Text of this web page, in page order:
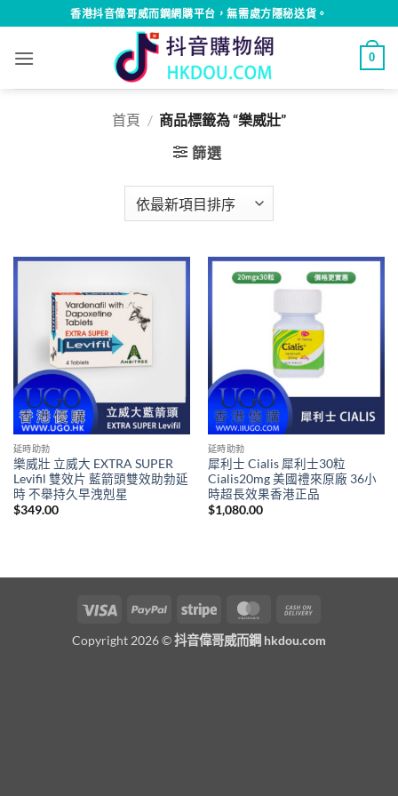
to
content
香港抖音偉哥威而鋼網購平台，無需處方隱秘送貨。
0
首頁 / 商品標籤為 “樂威壯”
篩選
延時助勃
樂威壯 立威大 EXTRA SUPER
Levifil 雙效片 藍箭頭雙效助勃延
時 不舉持久早洩剋星
$349.00
延時助勃
犀利士 Cialis 犀利士30粒
Cialis20mg 美國禮來原廠 36小
時超長效果香港正品
$1,080.00
Visa PayPal Stripe MasterCard
Delivery
Copyright 2026 ©抖音偉哥威而鋼 hkdou.com